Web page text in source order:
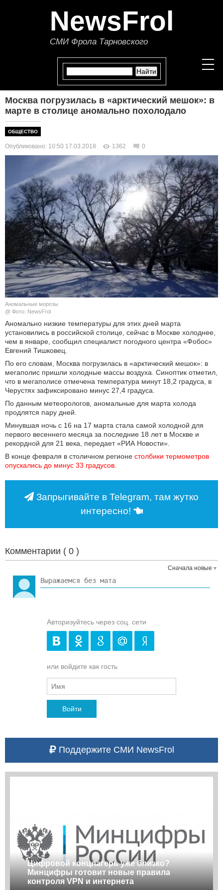
NewsFrol
СМИ Фрола Тарновского
НОВОСТИ
ПОЛИТИКА
ЭКОНОМИКА
В МИРЕ
ОБЩЕСТВО
КУЛЬТУРА
НАУКА
СПОРТ
АВТО И МОТО
Москва погрузилась в «арктический мешок»: в
марте в столице аномально похолодало
ОБЩЕСТВО
Опубликовано: 10:50 17.03.2018 1362 0
Аномальные морозы
@ Фото: NewsFrol
Аномально низкие температуры для этих дней марта
установились в российской столице, сейчас в Москве холоднее,
чем в январе, сообщил специалист погодного центра «Фобос»
Евгений Тишковец.
По его словам, Москва погрузилась в «арктический мешок»: в
мегаполис пришли холодные массы воздуха. Синоптик отметил,
что в мегаполисе отмечена температура минут 18,2 градуса, в
Черустях зафиксировано минус 27,4 градуса.
По данным метеорологов, аномальные для марта холода
продлятся пару дней.
Минувшая ночь с 16 на 17 марта стала самой холодной для
первого весеннего месяца за последние 18 лет в Москве и
рекордной для 21 века, передает «РИА Новости».
В конце февраля в столичном регионе столбики термометров
опускались до минус 33 градусов.
Запрыгивайте в Telegram, там жутко
интересно!
Комментарии ( 0 )
Сначала новые
Авторизуйтесь через соц. сети
или войдите как гость
Войти
Поддержите СМИ NewsFrol
Цифровой концлагерь уже близко?
Минцифры готовит новые правила
контроля VPN и интернета